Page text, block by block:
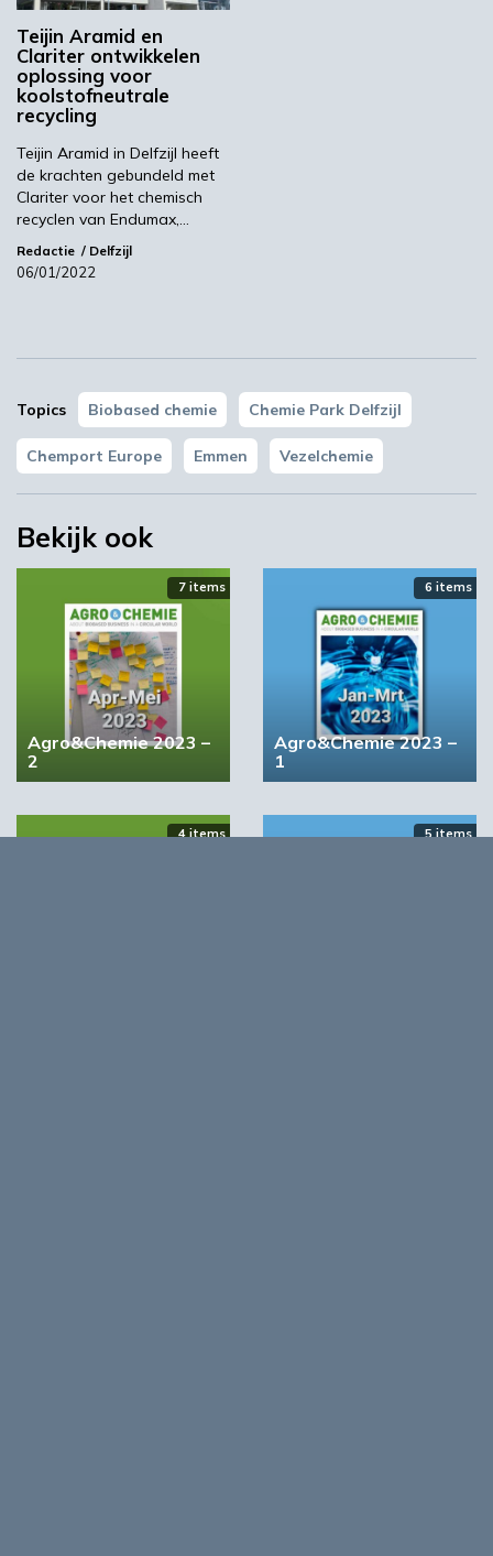
‘Als het succesvol is, zal het de chemische sites
in zowel Emmen als Delfzijl ten goede komen.
Het is goed om te zien dat dit wordt erkend
door de besturen van de provincies Drenthe en
Groningen’, zegt Errit Bekkering, Project
Manager van Chemport Europe. ‘Zonder hun
steun was dit initiatief waarschijnlijk niet van
de grond gekomen.’
Chemport Europe
Brightlands kenniscentrum duurzame chemie gaat
wereldwijd opereren
YPACK project gestart in Spanje
Teijin Aramid en
Clariter ontwikkelen
oplossing voor
koolstofneutrale
recycling
Teijin Aramid in Delfzijl heeft
de krachten gebundeld met
Clariter voor het chemisch
recyclen van Endumax,…
Redactie Delfzijl
06/01/2022
Topics Biobased chemie Chemie Park Delfzijl
Chemport Europe Emmen Vezelchemie
Bekijk ook
7 items
Agro&Chemie 2023 –
2
6 items
Agro&Chemie 2023 –
1
4 items 5 items